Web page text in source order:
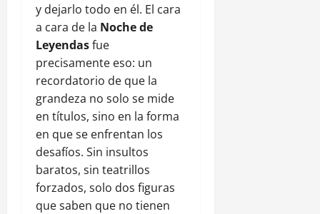
y dejarlo todo en él. El cara
a cara de la Noche de
Leyendasfue
precisamente eso: un
recordatorio de que la
grandeza no solo se mide
en títulos, sino en la forma
en que se enfrentan los
desafíos. Sin insultos
baratos, sin teatrillos
forzados, solo dos figuras
que saben que no tienen